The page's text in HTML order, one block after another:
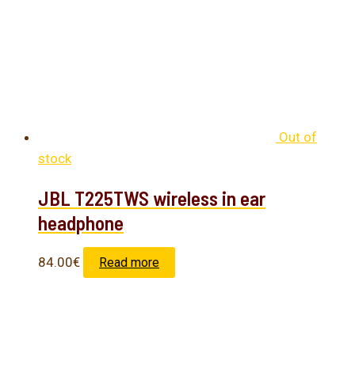
Out of
stock
JBL T225TWS wireless in ear
headphone
84.00€ Read more